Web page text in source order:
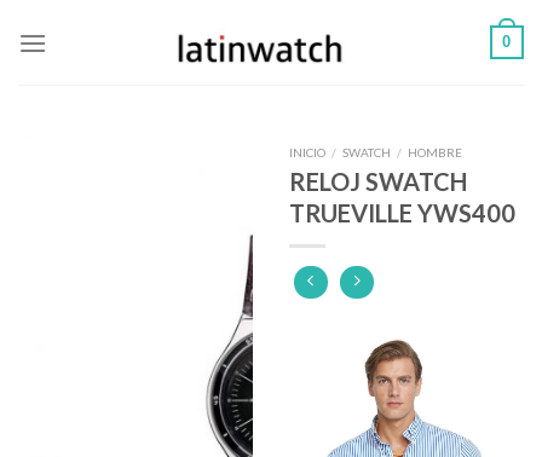
0
INICIO / SWATCH / HOMBRE
RELOJ SWATCH
TRUEVILLE YWS400